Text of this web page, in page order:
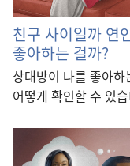
친구 사이일까 연
좋아하는 걸까?
상대방이 나를 좋아
어떻게 확인할 수 있